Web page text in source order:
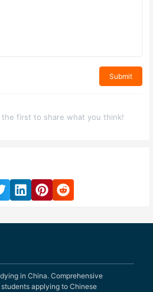
Submit
the first to share what you think!
in China. Comprehensive
applying to Chinese